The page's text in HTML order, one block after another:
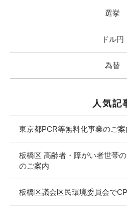
選挙
ドル円
為替
人気記
東京都PCR等無料化事業のご案
板橋区 高齢者・障がい者世帯
のご案内
板橋区議会区民環境委員会で